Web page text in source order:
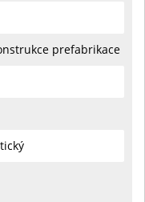
prefabrikace